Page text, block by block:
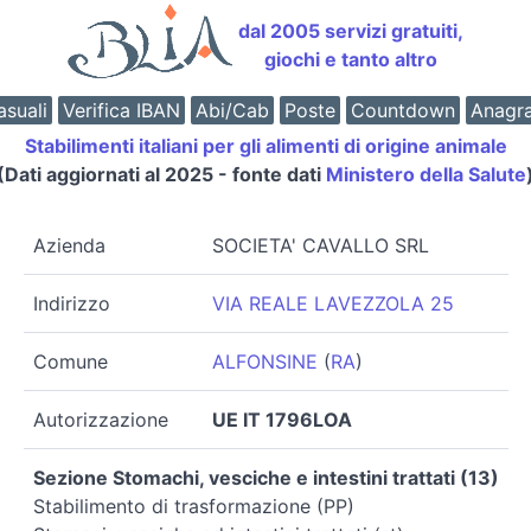
dal 2005 servizi gratuiti,
giochi e tanto altro
Verifica IBAN Abi/Cab Poste Countdown
Stabilimenti italiani per gli alimenti di origine animale
aggiornati al 2025 - fonte dati Ministero della Salute)
Azienda SOCIETA' CAVALLO SRL
Indirizzo VIA REALE LAVEZZOLA 25
Comune ALFONSINE (RA)
Autorizzazione UE IT 1796LOA
Sezione Stomachi, vesciche e intestini trattati (13)
Stabilimento di trasformazione (PP)